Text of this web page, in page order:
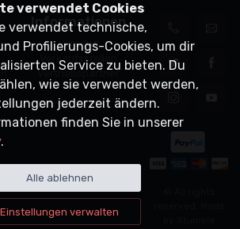
Informationen
Versand
Verkaufsstellen
Vertriebspartner
verwendet Cookies
verwendet technische,
Profilierungs-Cookies, um dir
Service zu bieten. Du
wie sie verwendet werden,
jederzeit ändern.
finden Sie in unserer
.
Alle ablehnen
Einstellungen verwalten